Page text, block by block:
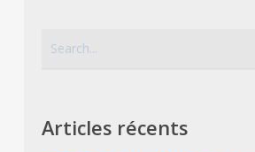
Articles récents